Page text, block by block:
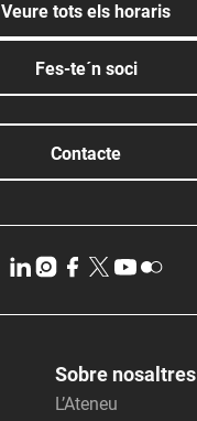
Veure tots els horaris
Fes-te´n soci
Contacte
Sobre nosaltres
L’Ateneu